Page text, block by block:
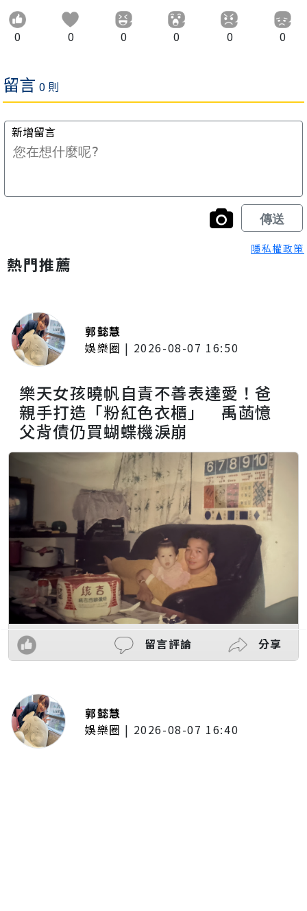
0 0 0 0 0 0
隱私權政策
熱門推薦
郭懿慧
娛樂圈 | 2026-08-07 16:50
樂天女孩曉帆自責不善表達愛！爸
親手打造「粉紅色衣櫃」 禹菡憶
父背債仍買蝴蝶機淚崩
留言評論 分享
郭懿慧
娛樂圈 | 2026-08-07 16:40